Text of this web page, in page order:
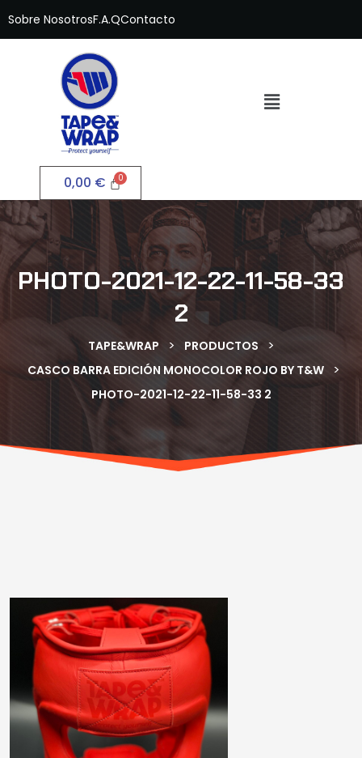
Sobre NosotrosF.A.QContacto
0,00 €
PHOTO-2021-12-22-11-58-33
2
TAPE&WRAP > PRODUCTOS >
CASCO BARRA EDICIÓN MONOCOLOR ROJO BY T&W >
PHOTO-2021-12-22-11-58-33 2